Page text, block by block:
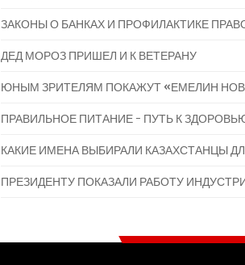
ЗАКОНЫ О БАНКАХ И ПРОФИЛАКТИКЕ
ДЕД МОРОЗ ПРИШЕЛ И К ВЕТЕРАНУ
ЮНЫМ ЗРИТЕЛЯМ ПОКАЖУТ «ЕМЕЛИН
ПРАВИЛЬНОЕ ПИТАНИЕ - ПУТЬ К
КАКИЕ ИМЕНА ВЫБИРАЛИ КАЗАХСТАНЦЫ
ПРЕЗИДЕНТУ ПОКАЗАЛИ РАБОТУ